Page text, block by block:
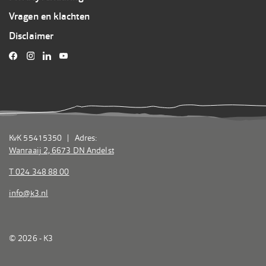
K3
Vragen en klachten
Disclaimer
© 2026 - K3
KvK 55415350 | Adres:
Wanraaij 2, 6673 DN Andelst
T 024 348 88 00
info@k3.nl